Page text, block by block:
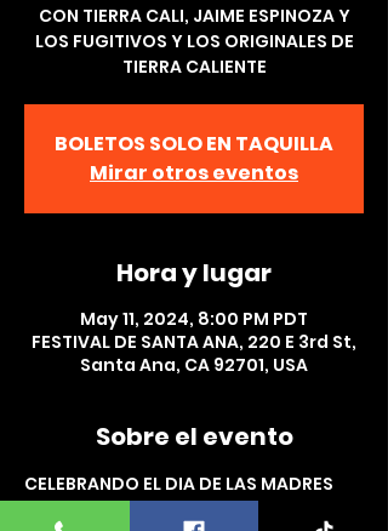
CON TIERRA CALI, JAIME ESPINOZA Y
LOS FUGITIVOS Y LOS ORIGINALES DE
TIERRA CALIENTE
BOLETOS SOLO EN TAQUILLA
Mirar otros eventos
Hora y lugar
May 11, 2024, 8:00 PM PDT
FESTIVAL DE SANTA ANA, 220 E 3rd St,
Santa Ana, CA 92701, USA
Sobre el evento
CELEBRANDO EL DIA DE LAS MADRES